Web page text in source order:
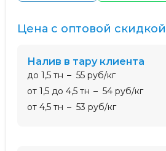
Цена с оптовой
налив в тару клиента
до 1,5 тн
55 руб/кг
от 1,5 до 4,5 тн
54 руб/кг
от 4,5 тн
53 руб/кг